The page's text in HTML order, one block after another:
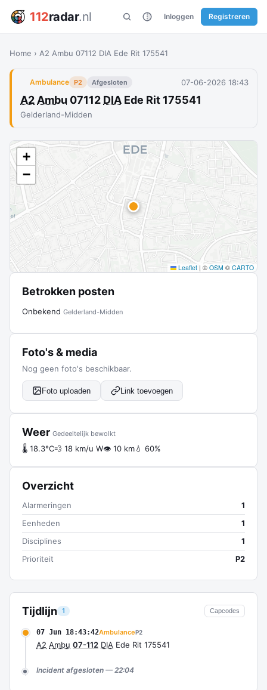
112radar.nl Inloggen Registreren
Home › A2 Ambu 07112 DIA Ede Rit 175541
Ambulance P2 Afgesloten 07-06-2026 18:43
A2 Ambu 07112 DIA Ede Rit 175541
Gelderland-Midden
Tijdlijn 1 Capcodes
07 Jun 18:43:42AmbulanceP2
A2 Ambu 07-112 DIA Ede Rit 175541
Incident afgesloten — 22:04
+
−
Leaflet | © OSM © CARTO
Betrokken posten
Onbekend Gelderland-Midden
Foto's & media
Nog geen foto's beschikbaar.
Foto uploaden Link toevoegen
Weer Gedeeltelijk bewolkt
🌡 18.3°C💨 18 km/u W👁 10 km💧 60%
Overzicht
Alarmeringen
1
Eenheden
1
Disciplines
1
Prioriteit
P2